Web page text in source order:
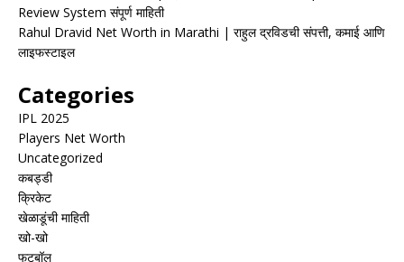
Review System संपूर्ण माहिती
Rahul Dravid Net Worth in Marathi | राहुल द्रविडची संपत्ती, कमाई आणि
लाइफस्टाइल
Categories
IPL 2025
Players Net Worth
Uncategorized
कबड्डी
क्रिकेट
खेळाडूंची माहिती
खो-खो
फुटबॉल